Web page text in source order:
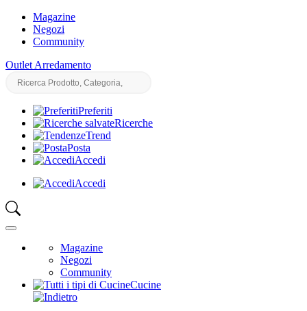
Magazine
Negozi
Community
Outlet Arredamento
Preferiti
Ricerche
Trend
Posta
Accedi
Accedi
Magazine
Negozi
Community
Cucine